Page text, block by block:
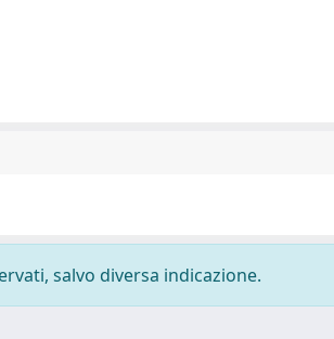
salvo diversa indicazione.